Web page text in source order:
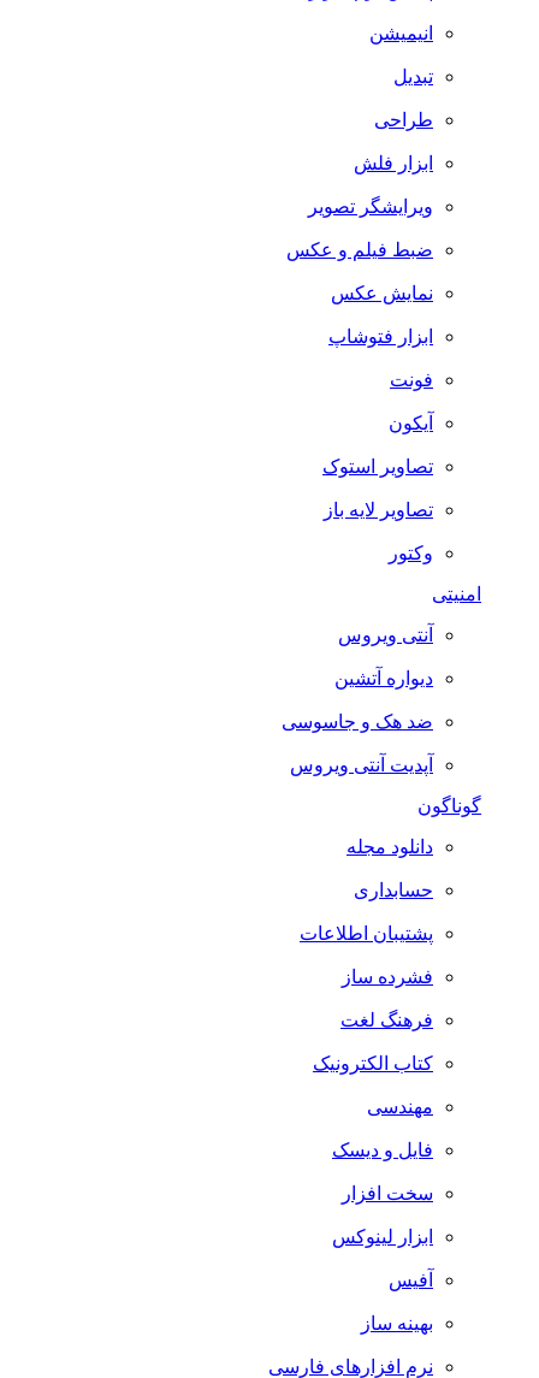
انیمیشن
تبدیل
طراحی
ابزار فلش
ویرایشگر تصویر
ضبط فيلم و عكس
نمایش عکس
ابزار فتوشاپ
فونت
آیکون
تصاویر استوک
تصاویر لایه باز
وکتور
امنیتی
آنتی ویروس
دیواره آتشین
ضد هک و جاسوسی
آپدیت آنتی ویروس
گوناگون
دانلود مجله
حسابداری
پشتیبان اطلاعات
فشرده ساز
فرهنگ لغت
کتاب الکترونیک
مهندسی
فایل و دیسک
سخت افزار
ابزار لینوکس
آفیس
بهینه ساز
نرم افزارهای فارسی